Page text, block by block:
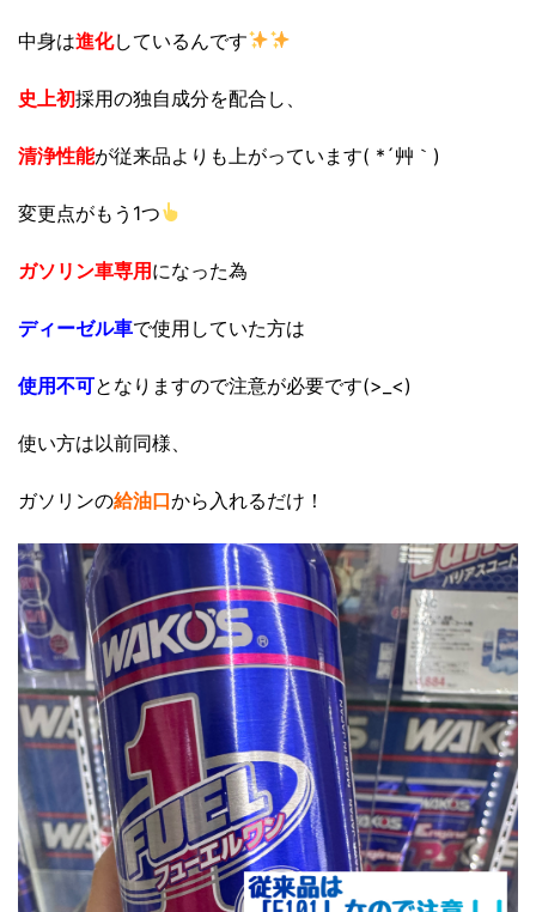
中身は進化しているんです
史上初採用の独自成分を配合し、
清浄性能が従来品よりも上がっています( *´艸｀)
変更点がもう1つ
ガソリン車専用になった為
ディーゼル車で使用していた方は
使用不可となりますので注意が必要です(>_<)
使い方は以前同様、
ガソリンの給油口から入れるだけ！